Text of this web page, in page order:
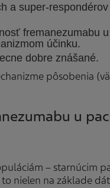
a super-
fremanezumabu
účinku.
dobre znášané.
pôsobenia
u
– starnúcim
nielen na základe